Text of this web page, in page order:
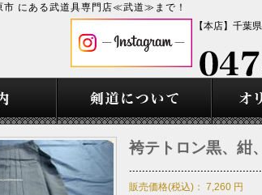
市 にある武道具専門店≪武道≫まで！
【本店】千葉
袴テトロン黒、紺
販売価格(税込)： 7,260円